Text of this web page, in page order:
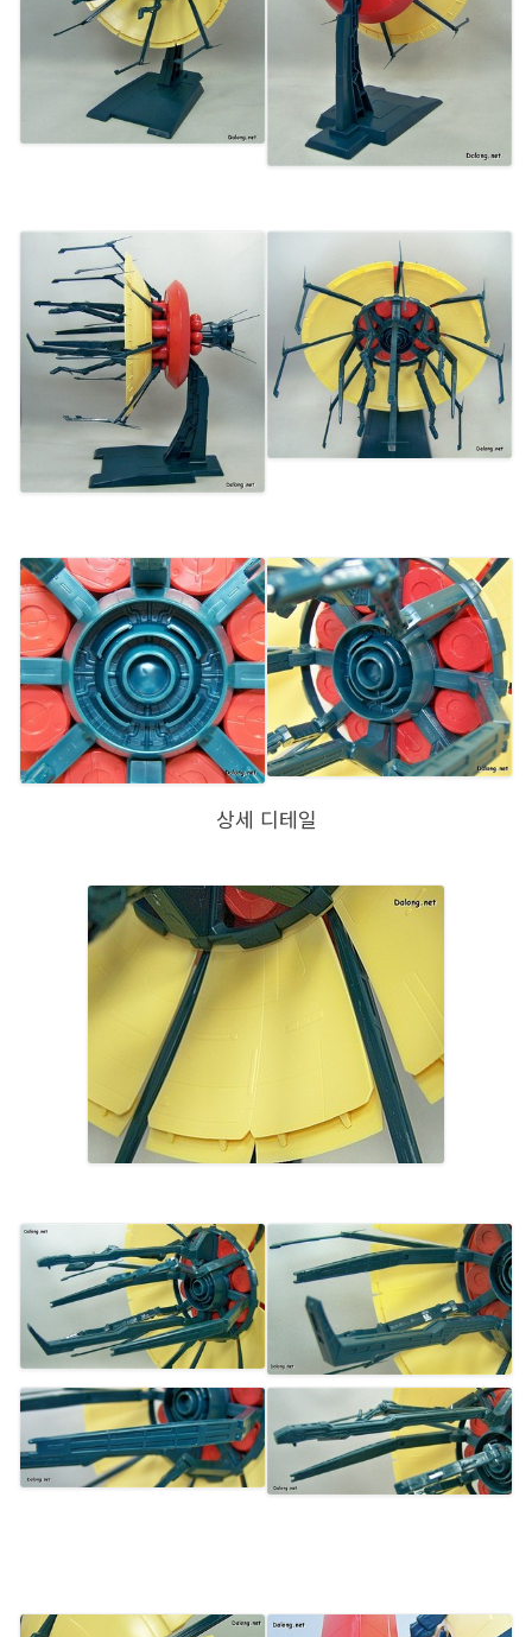
상세 디테일